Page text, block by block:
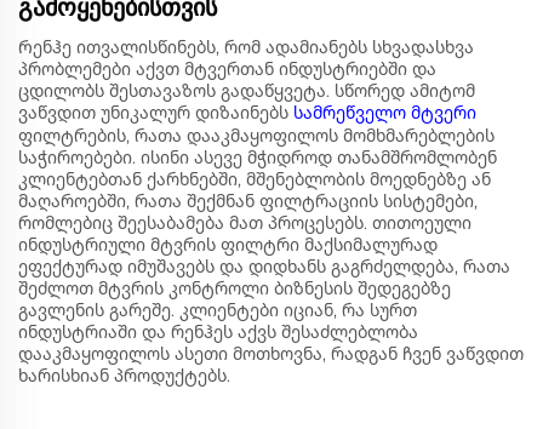
გამოყენებისთვის
Რენჰე ითვალისწინებს, რომ ადამიანებს სხვადასხვა
პრობლემები აქვთ მტვერთან ინდუსტრიებში და
ცდილობს შესთავაზოს გადაწყვეტა. სწორედ ამიტომ
ვაწვდით უნიკალურ დიზაინებს სამრეწველო მტვერი
ფილტრების, რათა დააკმაყოფილოს მომხმარებლების
საჭიროებები. ისინი ასევე მჭიდროდ თანამშრომლობენ
კლიენტებთან ქარხნებში, მშენებლობის მოედნებზე ან
მაღაროებში, რათა შექმნან ფილტრაციის სისტემები,
რომლებიც შეესაბამება მათ პროცესებს. თითოეული
ინდუსტრიული მტვრის ფილტრი მაქსიმალურად
ეფექტურად იმუშავებს და დიდხანს გაგრძელდება, რათა
შეძლოთ მტვრის კონტროლი ბიზნესის შედეგებზე
გავლენის გარეშე. კლიენტები იციან, რა სურთ
ინდუსტრიაში და რენჰეს აქვს შესაძლებლობა
დააკმაყოფილოს ასეთი მოთხოვნა, რადგან ჩვენ ვაწვდით
ხარისხიან პროდუქტებს.